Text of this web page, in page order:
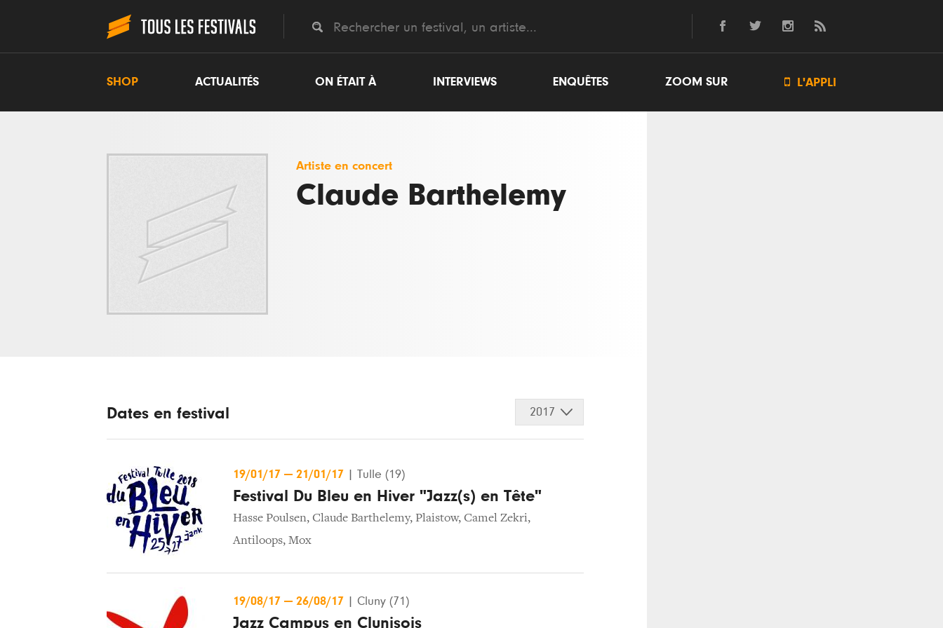
SHOP ACTUALITÉS ON ÉTAIT À INTERVIEWS ENQUÊTES ZOOM SUR  L'APPLI
Artiste en concert
Claude Barthelemy
Dates en festival 2017
19/01/17 — 21/01/17 Tulle (19)
Festival Du Bleu en Hiver "Jazz(s) en Tête"
Hasse Poulsen, Claude Barthelemy, Plaistow, Camel Zekri,
Antiloops, Mox
19/08/17 — 26/08/17 Cluny (71)
Jazz Campus en Clunisois